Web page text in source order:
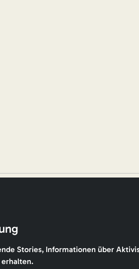
Stories, Informationen über
erhalten.